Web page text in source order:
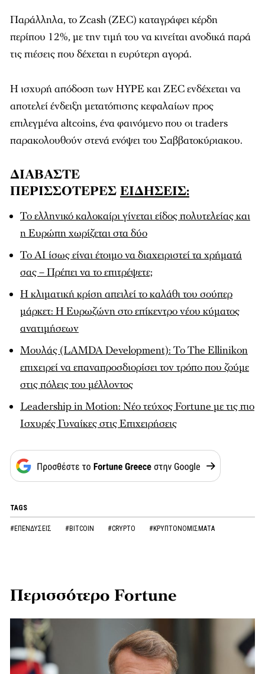
Παράλληλα, το Zcash (ZEC) καταγράφει κέρδη
περίπου 12%, με την τιμή του να κινείται ανοδικά παρά
τις πιέσεις που δέχεται η ευρύτερη αγορά.
Η ισχυρή απόδοση των HYPE και ZEC ενδέχεται να
αποτελεί ένδειξη μετατόπισης κεφαλαίων προς
επιλεγμένα altcoins, ένα φαινόμενο που οι traders
παρακολουθούν στενά ενόψει του Σαββατοκύριακου.
ΔΙΑΒΑΣΤΕ
ΠΕΡΙΣΣΟΤΕΡΕΣ ΕΙΔΗΣΕΙΣ:
Το ελληνικό καλοκαίρι γίνεται είδος πολυτελείας και
η Ευρώπη χωρίζεται στα δύο
To ΑΙ ίσως είναι έτοιμο να διαχειριστεί τα χρήματά
σας – Πρέπει να το επιτρέψετε;
Η κλιματική κρίση απειλεί το καλάθι του σούπερ
μάρκετ: Η Ευρωζώνη στο επίκεντρο νέου κύματος
ανατιμήσεων
Μουλάς (LAMDA Development): To The Ellinikon
επιχειρεί να επαναπροσδιορίσει τον τρόπο που ζούμε
στις πόλεις του μέλλοντος
Leadership in Motion: Νέο τεύχος Fortune με τις πιο
Ισχυρές Γυναίκες στις Επιχειρήσεις
TAGS
#ΕΠΕΝΔΥΣΕΙΣ #BITCOIN #CRYPTO #ΚΡΥΠΤΟΝΟΜΙΣΜΑΤΑ
Περισσότερο Fortune